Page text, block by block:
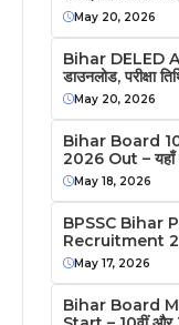
May 20, 2026
Bihar DELED
डाउनलोड, परीक्षा
May 20, 2026
Bihar Board
2026 Out –
May 18, 2026
BPSSC Bihar
Recruitment
May 17, 2026
Bihar Board